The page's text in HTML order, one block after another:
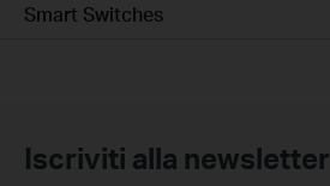
Smart Switches
Iscriviti alla newsletter